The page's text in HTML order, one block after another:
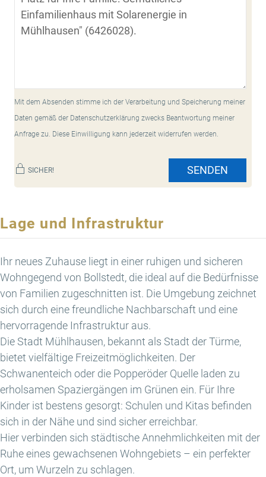
Mit dem Absenden stimme ich der Verarbeitung und Speicherung meiner
Daten gemäß der Datenschutzerklärung zwecks Beantwortung meiner
Anfrage zu. Diese Einwilligung kann jederzeit widerrufen werden.
SICHER! SENDEN
Lage und Infrastruktur
Ihr neues Zuhause liegt in einer ruhigen und sicheren
Wohngegend von Bollstedt, die ideal auf die Bedürfnisse
von Familien zugeschnitten ist. Die Umgebung zeichnet
sich durch eine freundliche Nachbarschaft und eine
hervorragende Infrastruktur aus.
Die Stadt Mühlhausen, bekannt als Stadt der Türme,
bietet vielfältige Freizeitmöglichkeiten. Der
Schwanenteich oder die Popperöder Quelle laden zu
erholsamen Spaziergängen im Grünen ein. Für Ihre
Kinder ist bestens gesorgt: Schulen und Kitas befinden
sich in der Nähe und sind sicher erreichbar.
Hier verbinden sich städtische Annehmlichkeiten mit der
Ruhe eines gewachsenen Wohngebiets – ein perfekter
Ort, um Wurzeln zu schlagen.